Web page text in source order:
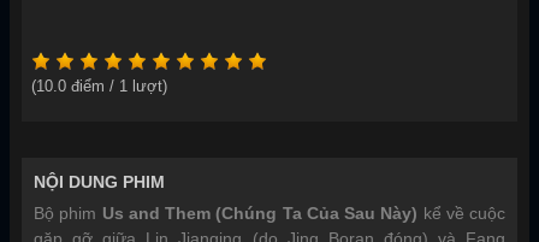
(10.0 điểm / 1 lượt)
NỘI DUNG PHIM
Bộ phim Us and Them (Chúng Ta Của Sau Này) kể về cuộc